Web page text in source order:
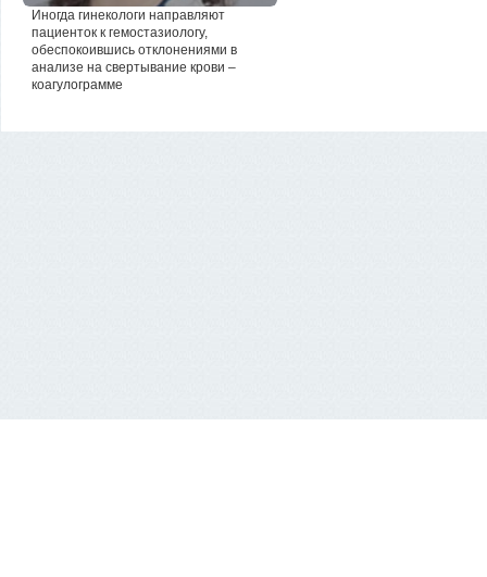
Иногда гинекологи направляют
пациенток к гемостазиологу,
обеспокоившись отклонениями в
анализе на свертывание крови –
коагулограмме